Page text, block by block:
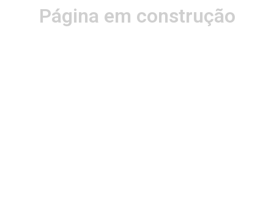
Página em construção